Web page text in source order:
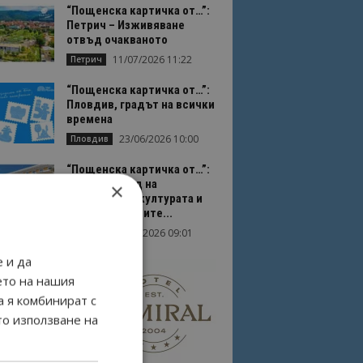
“Пощенска картичка от…”:
Петрич – Изживяване
отвъд очакваното
Петрич 11/07/2026 11:22
“Пощенска картичка от…”:
Пловдив, градът на всички
времена
Пловдив 23/06/2026 10:00
“Пощенска картичка от…”:
Перник – град на
традициите, културата и
вдъхновяващите...
17/06/2026 09:01
×
и да
на нашия
я комбинират с
използване на